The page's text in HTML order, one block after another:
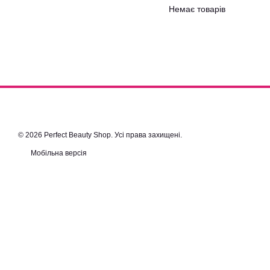
Немає товарів
© 2026 Perfect Beauty Shop. Усі права захищені.
Мобільна версія